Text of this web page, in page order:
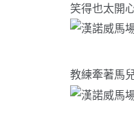
笑得也太開
教練牽著馬